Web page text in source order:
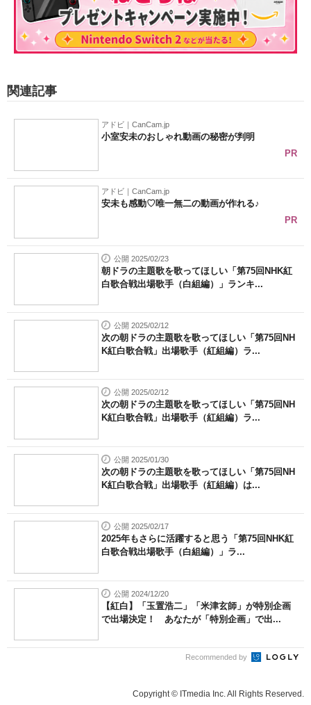
関連記事
アドビ｜CanCam.jp
小室安未のおしゃれ動画の秘密が判明
PR
アドビ｜CanCam.jp
安未も感動♡唯一無二の動画が作れる♪
PR
公開 2025/02/23
朝ドラの主題歌を歌ってほしい「第75回NHK紅
白歌合戦出場歌手（白組編）」ランキ...
公開 2025/02/12
次の朝ドラの主題歌を歌ってほしい「第75回NH
K紅白歌合戦」出場歌手（紅組編）ラ...
公開 2025/02/12
次の朝ドラの主題歌を歌ってほしい「第75回NH
K紅白歌合戦」出場歌手（紅組編）ラ...
公開 2025/01/30
次の朝ドラの主題歌を歌ってほしい「第75回NH
K紅白歌合戦」出場歌手（紅組編）は...
公開 2025/02/17
2025年もさらに活躍すると思う「第75回NHK紅
白歌合戦出場歌手（白組編）」ラ...
公開 2024/12/20
【紅白】「玉置浩二」「米津玄師」が特別企画
で出場決定！ あなたが「特別企画」で出...
Recommended by
Copyright © ITmedia Inc. All Rights Reserved.